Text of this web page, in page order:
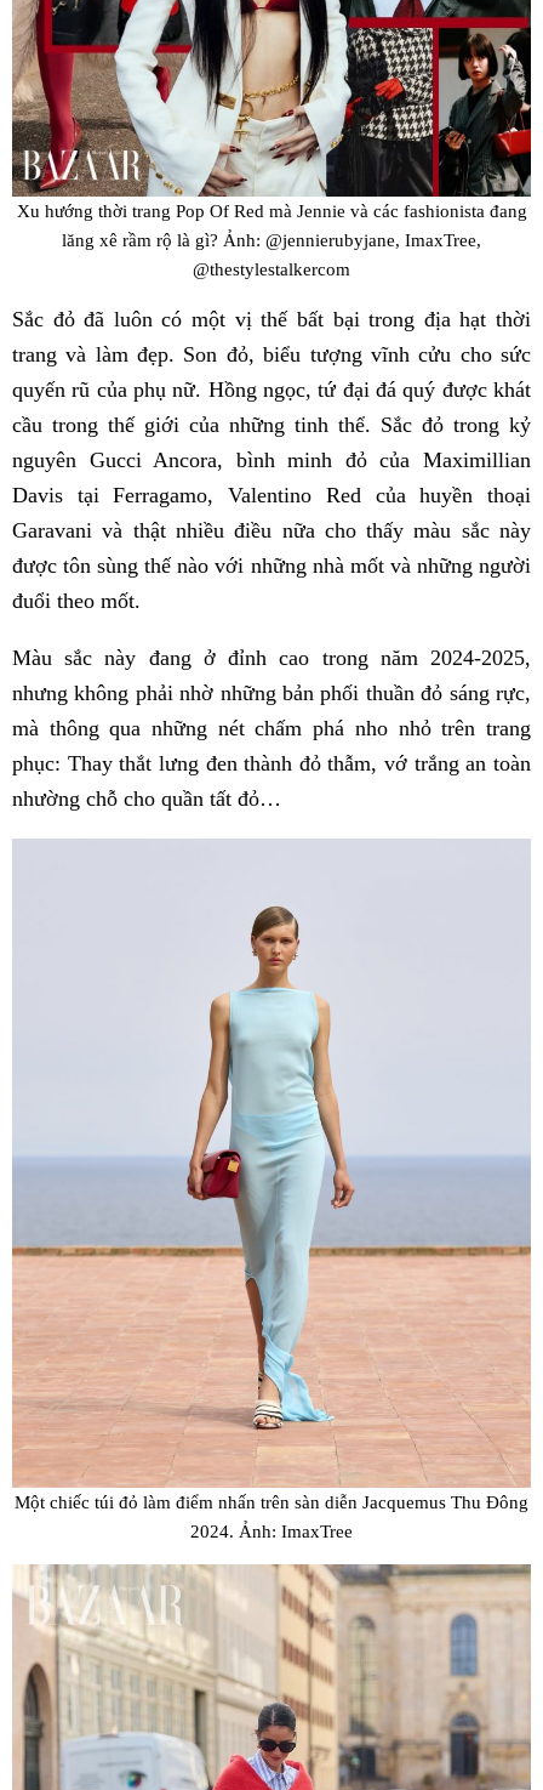
Xu hướng thời trang Pop Of Red mà Jennie và các fashionista đang
lăng xê rầm rộ là gì? Ảnh: @jennierubyjane, ImaxTree,
@thestylestalkercom
Sắc đỏ đã luôn có một vị thế bất bại trong địa hạt thời
trang và làm đẹp. Son đỏ, biểu tượng vĩnh cửu cho sức
quyến rũ của phụ nữ. Hồng ngọc, tứ đại đá quý được khát
cầu trong thế giới của những tinh thể. Sắc đỏ trong kỷ
nguyên Gucci Ancora, bình minh đỏ của Maximillian
Davis tại Ferragamo, Valentino Red của huyền thoại
Garavani và thật nhiều điều nữa cho thấy màu sắc này
được tôn sùng thế nào với những nhà mốt và những người
đuổi theo mốt.
Màu sắc này đang ở đỉnh cao trong năm 2024-2025,
nhưng không phải nhờ những bản phối thuần đỏ sáng rực,
mà thông qua những nét chấm phá nho nhỏ trên trang
phục: Thay thắt lưng đen thành đỏ thẫm, vớ trắng an toàn
nhường chỗ cho quần tất đỏ…
Một chiếc túi đỏ làm điểm nhấn trên sàn diễn Jacquemus Thu Đông
2024. Ảnh: ImaxTree